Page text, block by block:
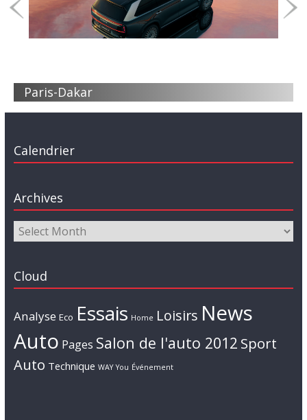
Paris-Dakar
Calendrier
Archives
Cloud
Analyse Eco Essais Home Loisirs News
Auto Pages Salon de l'auto 2012 Sport
Auto Technique WAY You Événement